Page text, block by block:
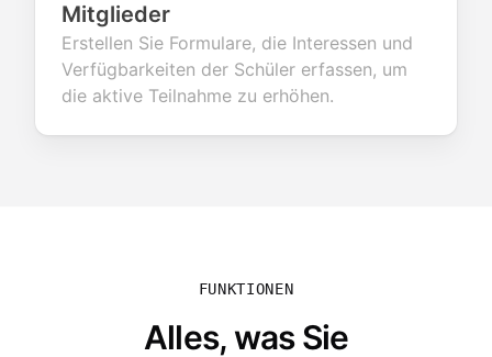
Mitglieder
Erstellen Sie Formulare, die Interessen und
Verfügbarkeiten der Schüler erfassen, um
die aktive Teilnahme zu erhöhen.
FUNKTIONEN
Alles, was Sie